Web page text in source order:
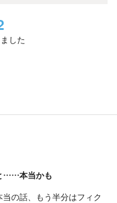
した
……本当かも
の話、もう半分はフィク